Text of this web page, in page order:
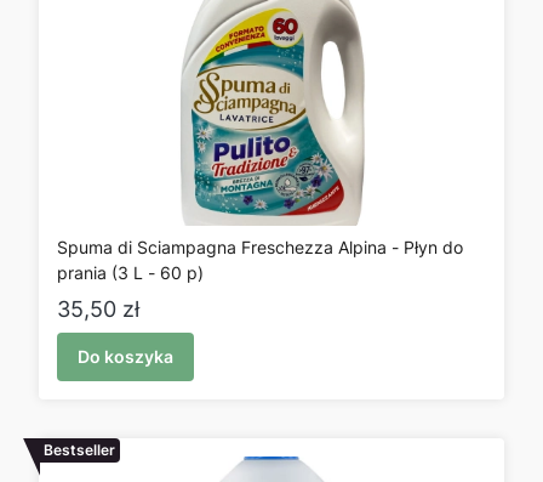
Spuma di Sciampagna Freschezza Alpina - Płyn do
prania (3 L - 60 p)
Cena
35,50 zł
Do koszyka
Bestseller